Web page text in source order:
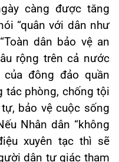
càng được tăng
“quân với dân như
dân bảo vệ an
rộng trên cả nước
đông đảo quần
tác phòng, chống tội
bảo vệ cuộc sống
Nhân dân “không
xuyên tạc thì sẽ
dân tự giác tham